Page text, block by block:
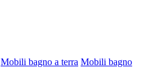
Mobili bagno a terra Mobili bagno